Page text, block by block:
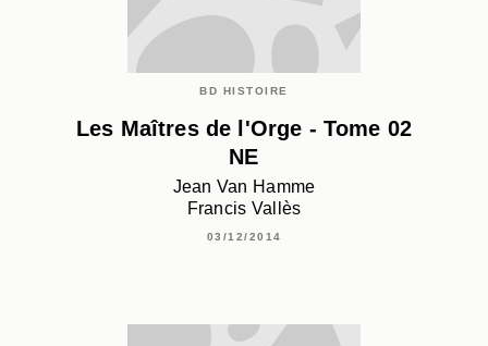
BD HISTOIRE
Les Maîtres de l'Orge - Tome 02
NE
Jean Van Hamme
Francis Vallès
03/12/2014